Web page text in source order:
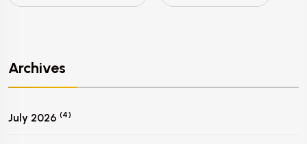
Archives
July 2026 (4)